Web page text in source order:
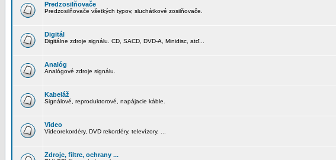
Predzosilňovače
Predzosilňovače všetkých typov, sluchátkové zosilňovače.
Digitál
Digitálne zdroje signálu. CD, SACD, DVD-A, Minidisc, atď...
Analóg
Analógové zdroje signálu.
Kabeláž
Signálové, reproduktorové, napájacie káble.
Video
Videorekordéry, DVD rekordéry, televízory, ...
Zdroje, filtre, ochrany ...